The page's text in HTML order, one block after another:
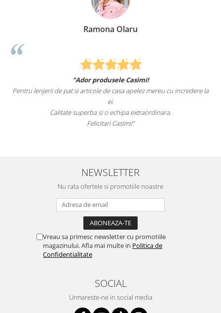
"Ador produsele Casimi!
pat si articole de casa apelez mereu cu incredere la
superba si o echipa extraordinara.
sunteti cei mai
NEWSLETTER
Nu rata ofertele si promotiile noastre
Vreau sa primesc newsletter cu promotiile
magazinului. Afla mai multe in Politica de
Confidentialitate
SOCIAL
Urmareste-ne in social media